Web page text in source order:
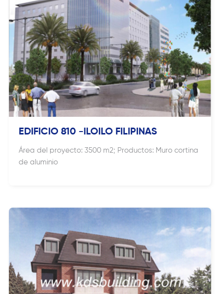
EDIFICIO 810 -ILOILO FILIPINAS
Área del proyecto: 3500 m2; Productos: Muro cortina
de aluminio